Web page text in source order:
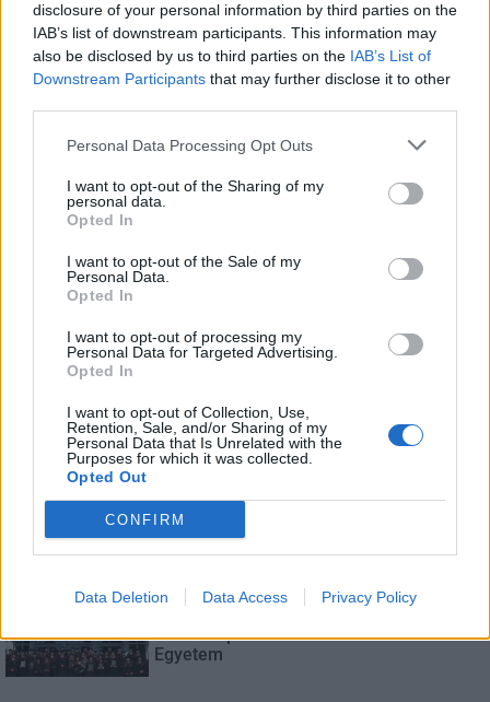
disclosure of your personal information by third parties on the
IAB’s list of downstream participants. This information may
also be disclosed by us to third parties on the IAB’s List of
Downstream Participants that may further disclose it to other
Personal Data Processing Opt Outs
I want to opt-out of the Sharing of my
personal data.
Opted In
I want to opt-out of the Sale of my
Personal Data.
Opted In
I want to opt-out of processing my
Personal Data for Targeted Advertising.
Opted In
I want to opt-out of Collection, Use,
Retention, Sale, and/or Sharing of my
Personal Data that Is Unrelated with the
Purposes for which it was collected.
Opted Out
CONFIRM
Data Deletion Data Access Privacy Policy
E-mail cím
Feliratkozom a hírlevélre és elfogadom azadatvédelmi
szabályzatot!
FELIRATKOZÁS
LEGFRISSEBB
Amire többmillióan vártunk: szombattól
másodfokúra csökken a riasztás
Pest megye
Országos
továbbképzésekkel erősít a Gál Ferenc
Egyetem